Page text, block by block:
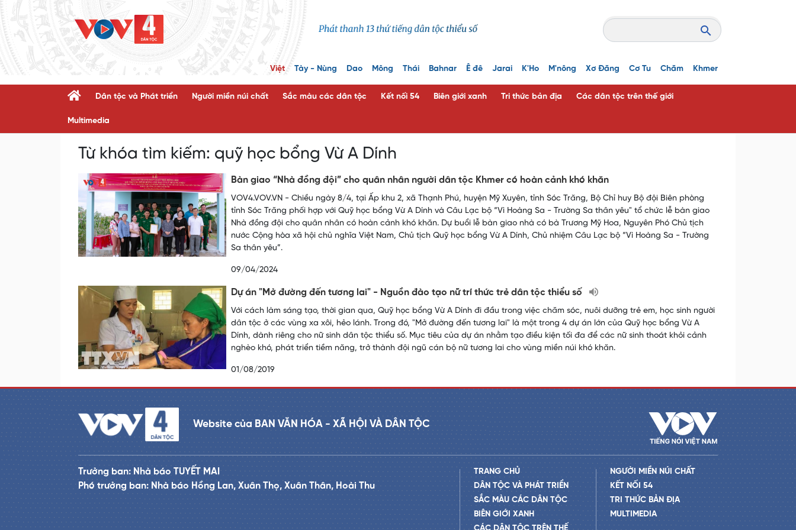
Việt Tày - Nùng Dao Mông Thái Bahnar Ê đê Jarai K'Ho M'nông Xơ Đăng Cơ Tu Chăm Khmer
Dân tộc và Phát triển Người miền núi chất Sắc màu các dân tộc Kết nối 54 Biên giới xanh Tri thức bản địa Các dân tộc trên thế giới
Multimedia
Từ khóa tìm kiếm: quỹ học bổng Vừ A Dính
Bàn giao “Nhà đồng đội” cho quân nhân người dân tộc Khmer có hoàn cảnh khó khăn
VOV4.VOV.VN - Chiều ngày 8/4, tại Ấp khu 2, xã Thạnh Phú, huyện Mỹ Xuyên, tỉnh Sóc Trăng, Bộ Chỉ huy Bộ đội Biên phòng
tỉnh Sóc Trăng phối hợp với Quỹ học bổng Vừ A Dính và Câu Lạc bộ “Vì Hoàng Sa - Trường Sa thân yêu" tổ chức lễ bàn giao
Nhà đồng đội cho quân nhân có hoàn cảnh khó khăn. Dự buổi lễ bàn giao nhà có bà Trương Mỹ Hoa, Nguyên Phó Chủ tịch
nước Cộng hòa xã hội chủ nghĩa Việt Nam, Chủ tịch Quỹ học bổng Vừ A Dính, Chủ nhiệm Câu Lạc bộ “Vì Hoàng Sa - Trường
Sa thân yêu”.
09/04/2024
Dự án "Mở đường đến tương lai" - Nguồn đào tạo nữ trí thức trẻ dân tộc thiểu số
Với cách làm sáng tạo, thời gian qua, Quỹ học bổng Vừ A Dính đi đầu trong việc chăm sóc, nuôi dưỡng trẻ em, học sinh người
dân tộc ở các vùng xa xôi, hẻo lánh. Trong đó, "Mở đường đến tương lai" là một trong 4 dự án lớn của Quỹ học bổng Vừ A
Dính, dành riêng cho nữ sinh dân tộc thiểu số. Mục tiêu của dự án nhằm tạo điều kiện tối đa để các nữ sinh thoát khỏi cảnh
nghèo khó, phát triển tiềm năng, trở thành đội ngũ cán bộ nữ tương lai cho vùng miền núi khó khăn.
01/08/2019
Website của BAN VĂN HÓA - XÃ HỘI VÀ DÂN TỘC
Trưởng ban: Nhà báo TUYẾT MAI
Phó trưởng ban: Nhà báo Hồng Lan, Xuân Thọ, Xuân Thân, Hoài Thu
TRANG CHỦ
DÂN TỘC VÀ PHÁT TRIỂN
SẮC MÀU CÁC DÂN TỘC
BIÊN GIỚI XANH
NGƯỜI MIỀN NÚI CHẤT
KẾT NỐI 54
TRI THỨC BẢN ĐỊA
MULTIMEDIA